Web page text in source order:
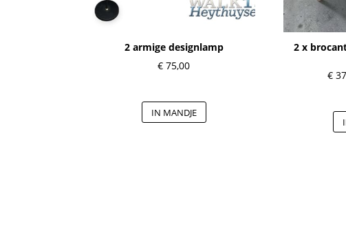
2 armige designlamp
€ 75,00
IN MANDJE
2 x
€